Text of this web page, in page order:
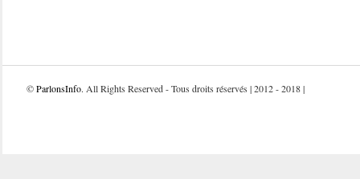
©ParlonsInfo. All Rights Reserved - Tous droits réservés | 2012 - 2018 |